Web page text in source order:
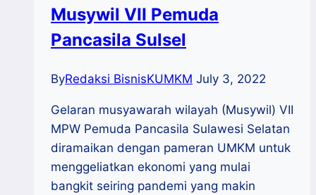
Musywil VII Pemuda
Pancasila Sulsel
ByRedaksi BisnisKUMKM July 3, 2022
Gelaran musyawarah wilayah (Musywil) VII
MPW Pemuda Pancasila Sulawesi Selatan
diramaikan dengan pameran UMKM untuk
menggeliatkan ekonomi yang mulai
bangkit seiring pandemi yang makin